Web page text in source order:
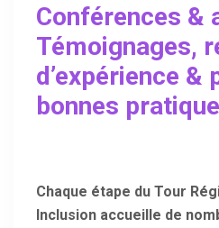
Conférences &
Témoignages,
d’expérience &
bonnes
Chaque étape du Tour
Inclusion accueille de